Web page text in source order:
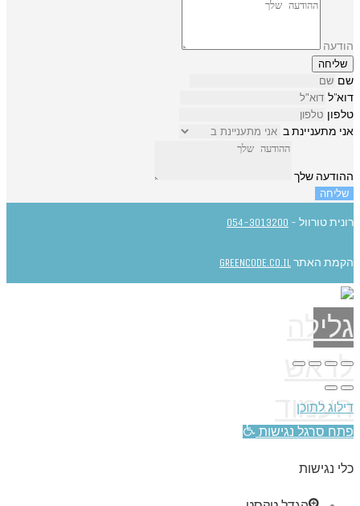
הודעה
שליחה
שם
דוא"ל
טלפון
אני מתעניינת ב
ההודעה שלך
שליחה
רונית טורוול - 054-3013200
הקמת האתרGREENCODE.CO.IL
גלילה
לראש
העמוד
דילוג לתוכן
פתח סרגל נגישות
כלי נגישות